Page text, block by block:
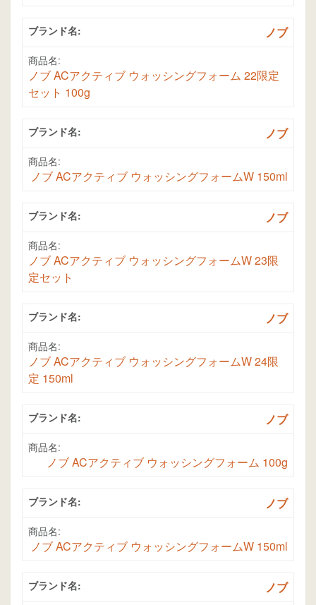
ブランド名: ノブ
商品名:
ノブ ACアクティブ ウォッシングフォーム 22限定
セット 100g
ブランド名: ノブ
商品名:
ノブ ACアクティブ ウォッシングフォームW 150ml
ブランド名: ノブ
商品名:
ノブ ACアクティブ ウォッシングフォームW 23限
定セット
ブランド名: ノブ
商品名:
ノブ ACアクティブ ウォッシングフォームW 24限
定 150ml
ブランド名: ノブ
商品名:
ノブ ACアクティブ ウォッシングフォーム 100g
ブランド名: ノブ
商品名:
ノブ ACアクティブ ウォッシングフォームW 150ml
ブランド名: ノブ